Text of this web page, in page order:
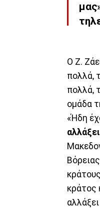
O Ζ.
πολλά,
πολλά,
ομάδα
«Ήδη
αλλάξει
κράτος